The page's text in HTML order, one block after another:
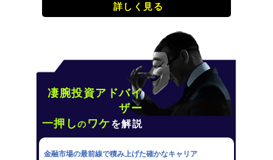
詳しく見る
凄腕投資アドバイ
ザー
一押しの ワケを解説
金融市場の最前線で積み上げた確かなキャリア